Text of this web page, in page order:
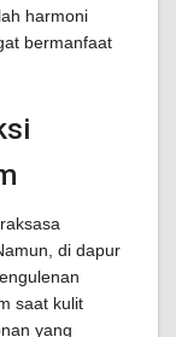
harmoni
bermanfaat
di dapur
saat kulit
yang